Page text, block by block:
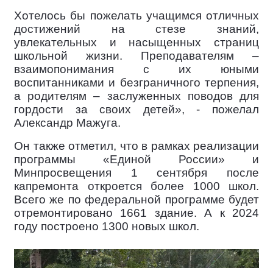
Хотелось бы пожелать учащимся отличных
достижений на стезе знаний,
увлекательных и насыщенных страниц
школьной жизни. Преподавателям –
взаимопонимания с их юными
воспитанниками и безграничного терпения,
а родителям – заслуженных поводов для
гордости за своих детей», - пожелал
Александр Мажуга.
Он также отметил, что в рамках реализации
программы «Единой России» и
Минпросвещения 1 сентября после
капремонта откроется более 1000 школ.
Всего же по федеральной программе будет
отремонтировано 1661 здание. А к 2024
году построено 1300 новых школ.